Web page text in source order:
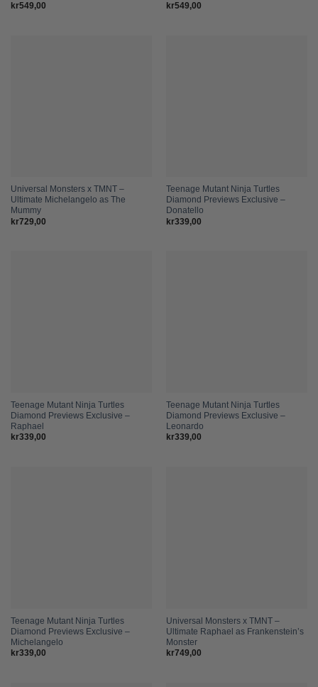
kr549,00
kr549,00
Universal Monsters x TMNT –
Ultimate Michelangelo as The
Mummy
kr729,00
Teenage Mutant Ninja Turtles
Diamond Previews Exclusive –
Donatello
kr339,00
Teenage Mutant Ninja Turtles
Diamond Previews Exclusive –
Raphael
kr339,00
Teenage Mutant Ninja Turtles
Diamond Previews Exclusive –
Leonardo
kr339,00
Teenage Mutant Ninja Turtles
Diamond Previews Exclusive –
Michelangelo
kr339,00
Universal Monsters x TMNT –
Ultimate Raphael as Frankenstein’s
Monster
kr749,00